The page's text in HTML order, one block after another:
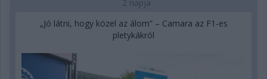
2 napja
„Jó látni, hogy közel az álom” – Camara az F1-es
pletykákról